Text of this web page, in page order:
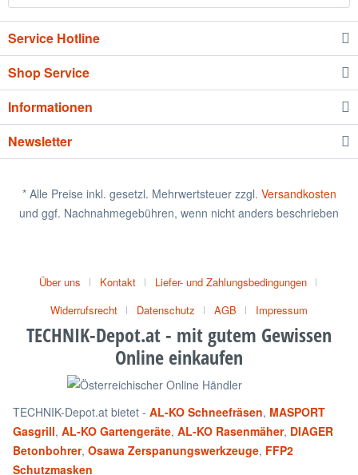
Service Hotline
Shop Service
Informationen
Newsletter
* Alle Preise inkl. gesetzl. Mehrwertsteuer zzgl. Versandkosten
und ggf. Nachnahmegebühren, wenn nicht anders beschrieben
Über uns Kontakt
Liefer- und Zahlungsbedingungen
Widerrufsrecht
Datenschutz AGB Impressum
TECHNIK-Depot.at - mit gutem Gewissen
Online einkaufen
TECHNIK-Depot.at bietet - AL-KO Schneefräsen, MASPORT
Gasgrill, AL-KO Gartengeräte, AL-KO Rasenmäher, DIAGER
Betonbohrer, Osawa Zerspanungswerkzeuge, FFP2
Schutzmasken